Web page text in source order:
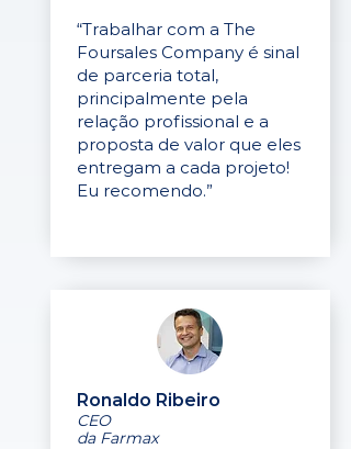
“Trabalhar com a The
Foursales Company é sinal
de parceria total,
principalmente pela
relação profissional e a
proposta de valor que eles
entregam a cada projeto!
Eu recomendo.”
Ronaldo Ribeiro
CEO
da Farmax